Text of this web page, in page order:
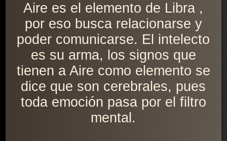
Aire es el elemento de Libra ,
por eso busca relacionarse y
poder comunicarse. El intelecto
es su arma, los signos que
tienen a Aire como elemento se
dice que son cerebrales, pues
toda emoción pasa por el filtro
mental.